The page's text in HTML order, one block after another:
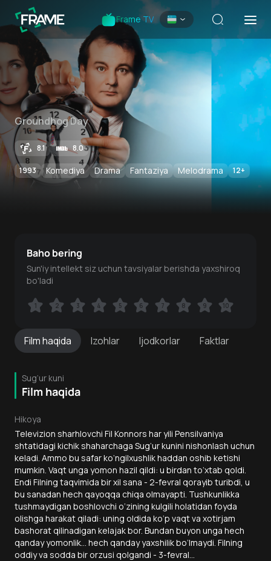
Frame TV
Groundhog Day
8.1 8.0
1993 Komediya Drama Fantaziya Melodrama 12+
Filmhaqida Izohlar Ijodkorlar Faktlar
Sug‘ur kuni
Film haqida
Hikoya
Televizion sharhlovchi Fil Konnors har yili Pensilvaniya
shtatidagi kichik shaharchaga Sug‘ur kunini nishonlash uchun
keladi. Ammo bu safar ko‘ngilxushlik haddan oshib ketishi
mumkin. Vaqt unga yomon hazil qildi: u birdan to‘xtab qoldi.
Endi Filning taqvimida bir xil sana - 2-fevral qorayib turibdi, u
bu sanadan hech qayoqqa chiqa olmayapti. Tushkunlikka
tushmaydigan boshlovchi o‘zining kulgili holatidan foyda
olishga harakat qiladi: uning oldida ko‘p vaqt va xotirjam
bashorat qilinadigan kelajak bor. Bundan buyon unga hech
qanday yomonlik... hech qanday yaxshilik bo‘lmaydi. Filning
oddiy va sodda bir orzusi qolgandi - 3-fevral...
Baho bering
Sun'iy intellekt siz uchun tavsiyalar berishda yaxshiroq
bo'ladi
1 2 3 4 5 6 7 8 9 10
1 2 3 4 5 6 7 8 9 10